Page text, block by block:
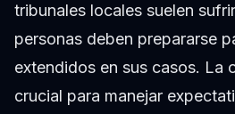
tribunales locales suelen
personas deben prepararse
extendidos en sus casos. La
crucial para manejar